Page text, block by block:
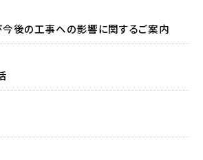
後の工事への影響に関するご案内